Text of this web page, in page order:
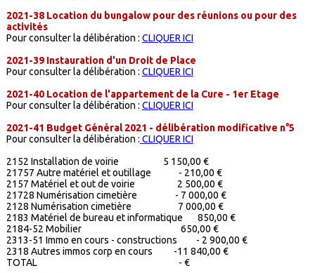
2021-38 Location du bungalow pour des réunions ou pour des
activités
Pour consulter la délibération : CLIQUER ICI
2021-39 Instauration d'un Droit de Place
Pour consulter la délibération : CLIQUER ICI
2021-40 Location de l'appartement de la Cure - 1er Etage
Pour consulter la délibération : CLIQUER ICI
2021-41 Budget Général 2021 - délibération modificative n°5
Pour consulter la délibération : CLIQUER ICI
2152 Installation de voirie
5 150,00 €
21757 Autre matériel et outillage - 210,00 €
2157 Matériel et out de voirie 2 500,00 €
21728 Numérisation cimetière - 7 000,00 €
2128 Numérisation cimetière 7 000,00 €
2183 Matériel de bureau et informatique 850,00 €
2184-52 Mobilier650,00 €
2313-51 Immo en cours - constructions - 2 900,00 €
2318 Autres immos corp en cours -11 840,00 €
TOTAL- €